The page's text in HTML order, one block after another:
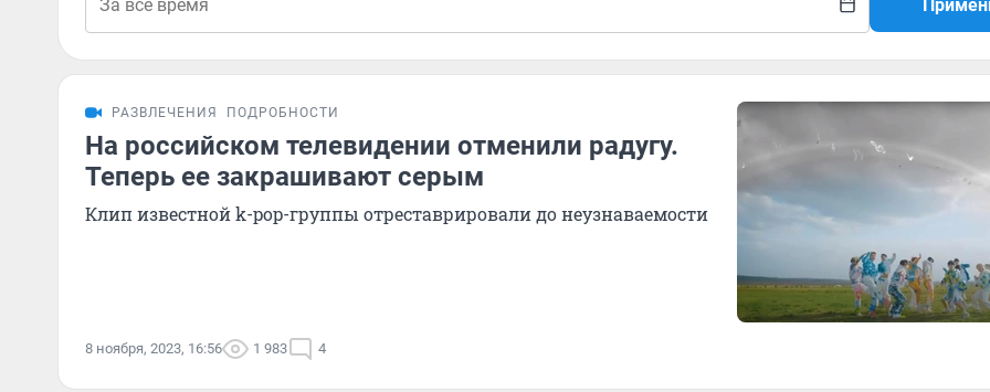
РАЗВЛЕЧЕНИЯ ПОДРОБНОСТИ
На российском телевидении отменили радугу.
Теперь ее закрашивают серым
Клип известной k-pop-группы отреставрировали до неузнаваемости
8 ноября, 2023, 16:56 1 983 4